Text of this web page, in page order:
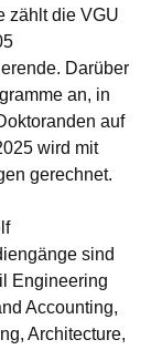
zählt die VGU
Darüber
an, in
auf
wird mit
gerechnet.
sind
Engineering
Accounting,
Architecture,